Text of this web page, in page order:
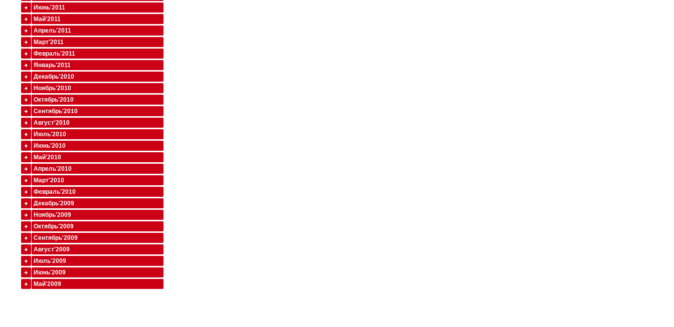
Июнь'2011
Май'2011
Апрель'2011
Март'2011
Февраль'2011
Январь'2011
Декабрь'2010
Ноябрь'2010
Октябрь'2010
Сентябрь'2010
Август'2010
Июль'2010
Июнь'2010
Май'2010
Апрель'2010
Март'2010
Февраль'2010
Декабрь'2009
Ноябрь'2009
Октябрь'2009
Сентябрь'2009
Август'2009
Июль'2009
Июнь'2009
Май'2009